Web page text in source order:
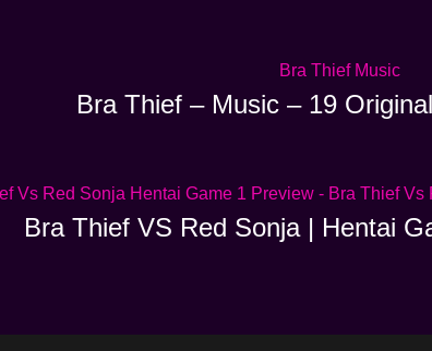
Bra Thief – Music – 19
Bra Thief VS Red Sonja | Hentai